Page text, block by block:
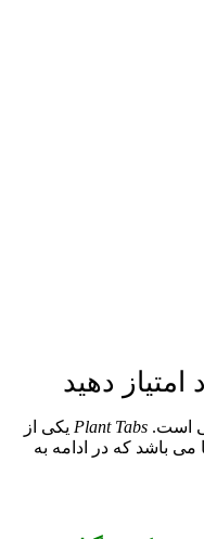
دهید
است. Plant Tabs یکی از
باشد که در ادامه به